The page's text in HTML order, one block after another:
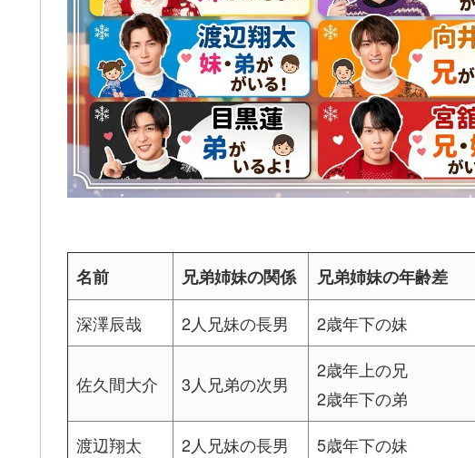
名前 兄弟姉妹の関係 兄弟姉妹の年齢差
深澤辰哉
2人兄妹の長男 2歳年下の妹
佐久間大介 3人兄弟の次男
2歳年上の兄
2歳年下の弟
渡辺翔太
2人兄妹の長男 5歳年下の妹